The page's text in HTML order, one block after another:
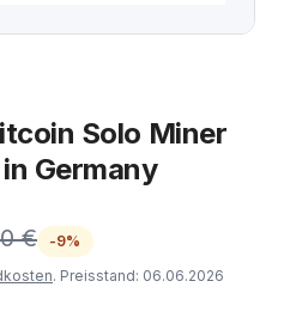
Solo Miner
Germany
€
-9%
. Preisstand: 06.06.2026